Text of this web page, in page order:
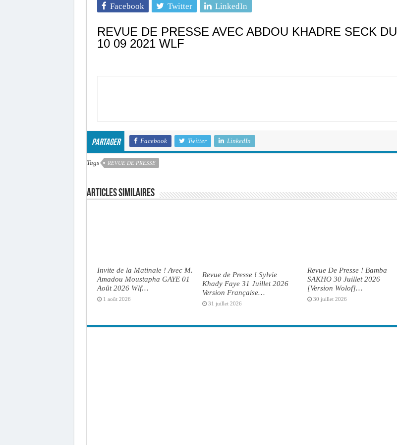
Facebook Twitter LinkedIn
REVUE DE PRESSE AVEC ABDOU KHADRE SECK DU
10 09 2021 WLF
Partager Facebook Twitter LinkedIn
Tags REVUE DE PRESSE
Articles similaires
Invite de la Matinale ! Avec M.
Amadou Moustapha GAYE 01
Août 2026 Wlf…
1 août 2026
Revue de Presse ! Sylvie
Khady Faye 31 Juillet 2026
Version Française…
31 juillet 2026
Revue De Presse ! Bamba
SAKHO 30 Juillet 2026
[Version Wolof]…
30 juillet 2026